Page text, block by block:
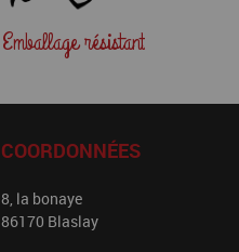
Emballagerésistant
COORDONNÉES
8, la bonaye
86170 Blaslay